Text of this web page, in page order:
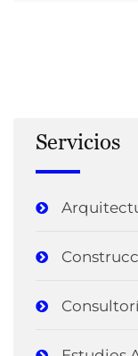
Servicios